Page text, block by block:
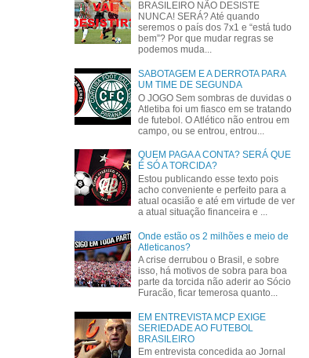
BRASILEIRO NÃO DESISTE
NUNCA! SERÁ? Até quando
seremos o país dos 7x1 e “está tudo
bem”? Por que mudar regras se
podemos muda...
SABOTAGEM E A DERROTA PARA
UM TIME DE SEGUNDA
O JOGO Sem sombras de duvidas o
Atletiba foi um fiasco em se tratando
de futebol. O Atlético não entrou em
campo, ou se entrou, entrou...
QUEM PAGA A CONTA? SERÁ QUE
É SÓ A TORCIDA?
Estou publicando esse texto pois
acho conveniente e perfeito para a
atual ocasião e até em virtude de ver
a atual situação financeira e ...
Onde estão os 2 milhões e meio de
Atleticanos?
A crise derrubou o Brasil, e sobre
isso, há motivos de sobra para boa
parte da torcida não aderir ao Sócio
Furacão, ficar temerosa quanto...
EM ENTREVISTA MCP EXIGE
SERIEDADE AO FUTEBOL
BRASILEIRO
Em entrevista concedida ao Jornal